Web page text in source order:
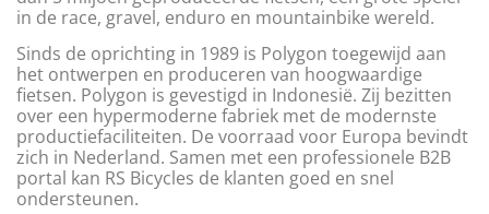
in de race, gravel, enduro en mountainbike wereld.
Sinds de oprichting in 1989 is Polygon toegewijd aan
het ontwerpen en produceren van hoogwaardige
fietsen. Polygon is gevestigd in Indonesië. Zij bezitten
over een hypermoderne fabriek met de modernste
productiefaciliteiten. De voorraad voor Europa bevindt
zich in Nederland. Samen met een professionele B2B
portal kan RS Bicycles de klanten goed en snel
ondersteunen.